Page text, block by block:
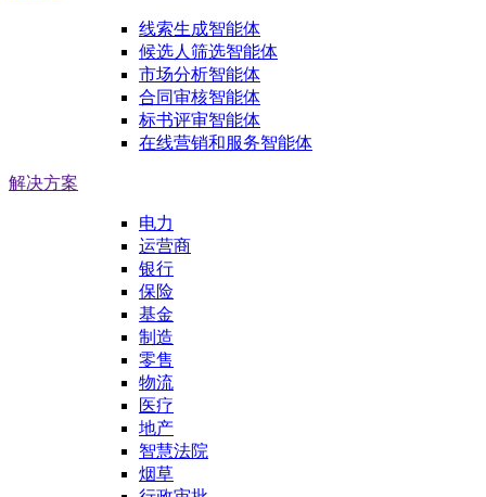
线索生成智能体
候选人筛选智能体
市场分析智能体
合同审核智能体
标书评审智能体
在线营销和服务智能体
解决方案
电力
运营商
银行
保险
基金
制造
零售
物流
医疗
地产
智慧法院
烟草